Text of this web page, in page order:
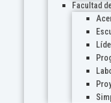
Facultad